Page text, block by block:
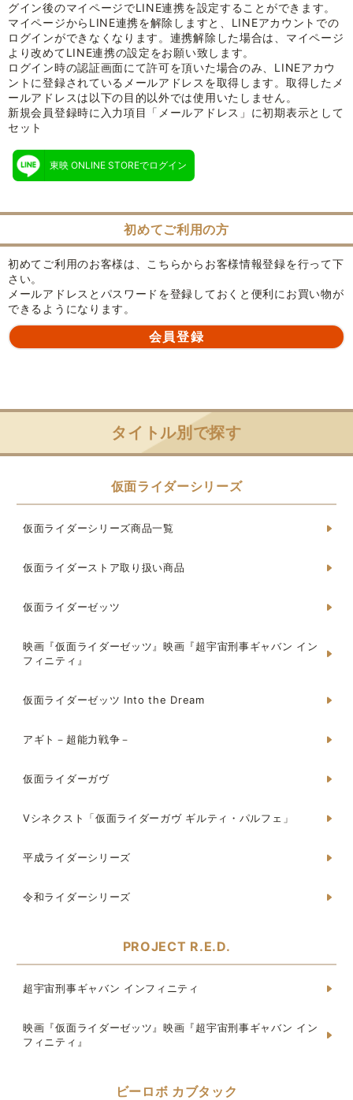
グイン後のマイページでLINE連携を設定することができます。
マイページからLINE連携を解除しますと、LINEアカウントでの
ログインができなくなります。連携解除した場合は、マイページ
より改めてLINE連携の設定をお願い致します。
ログイン時の認証画面にて許可を頂いた場合のみ、LINEアカウ
ントに登録されているメールアドレスを取得します。取得したメ
ールアドレスは以下の目的以外では使用いたしません。
新規会員登録時に入力項目「メールアドレス」に初期表示として
セット
東映 ONLINE STOREでログイン
初めてご利用の方
初めてご利用のお客様は、こちらからお客様情報登録を行って下
さい。
メールアドレスとパスワードを登録しておくと便利にお買い物が
できるようになります。
タイトル別で探す
仮面ライダーシリーズ
仮面ライダーシリーズ商品一覧
仮面ライダーストア取り扱い商品
仮面ライダーゼッツ
映画『仮面ライダーゼッツ』映画『超宇宙刑事ギャバン イン
フィニティ』
仮面ライダーゼッツ Into the Dream
アギト－超能力戦争－
仮面ライダーガヴ
Vシネクスト「仮面ライダーガヴ ギルティ・パルフェ」
平成ライダーシリーズ
令和ライダーシリーズ
PROJECT R.E.D.
超宇宙刑事ギャバン インフィニティ
映画『仮面ライダーゼッツ』映画『超宇宙刑事ギャバン イン
フィニティ』
ビーロボ カブタック